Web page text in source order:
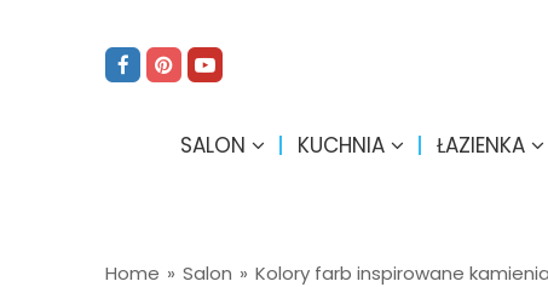
SALON KUCHNIA ŁAZIENKA
Home » Salon » Kolory farb inspirowane